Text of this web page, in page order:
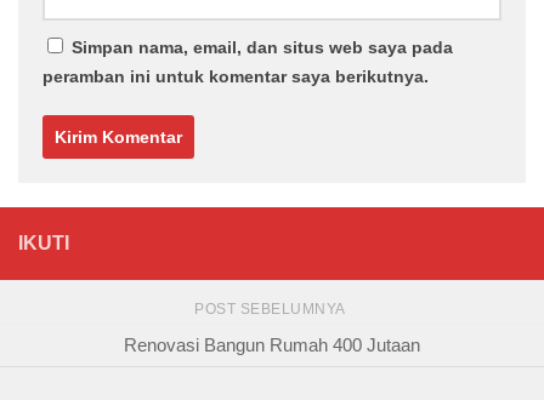
Simpan nama, email, dan situs web saya pada
peramban ini untuk komentar saya berikutnya.
IKUTI
POST SEBELUMNYA
Renovasi Bangun Rumah 400 Jutaan